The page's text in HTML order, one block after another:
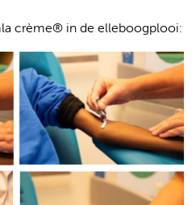
crème® in de elleboogplooi: